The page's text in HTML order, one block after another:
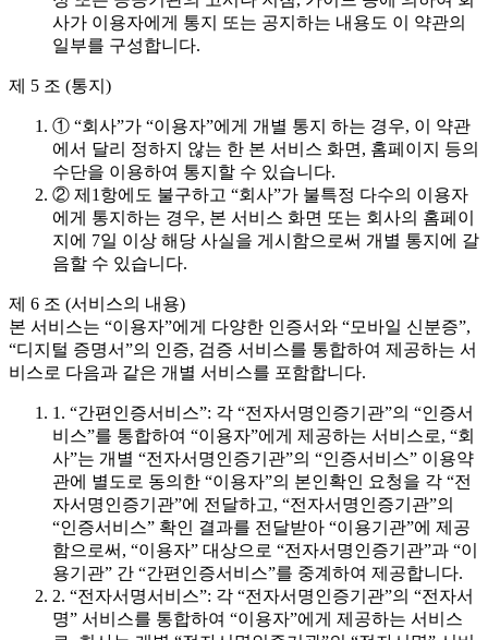
사가 이용자에게 통지 또는 공지하는 내용도 이 약관의
일부를 구성합니다.
제 5 조 (통지)
① “회사”가 “이용자”에게 개별 통지 하는 경우, 이 약관
에서 달리 정하지 않는 한 본 서비스 화면, 홈페이지 등의
수단을 이용하여 통지할 수 있습니다.
② 제1항에도 불구하고 “회사”가 불특정 다수의 이용자
에게 통지하는 경우, 본 서비스 화면 또는 회사의 홈페이
지에 7일 이상 해당 사실을 게시함으로써 개별 통지에 갈
음할 수 있습니다.
제 6 조 (서비스의 내용)
본 서비스는 “이용자”에게 다양한 인증서와 “모바일 신분증”,
“디지털 증명서”의 인증, 검증 서비스를 통합하여 제공하는 서
비스로 다음과 같은 개별 서비스를 포함합니다.
1. “간편인증서비스”: 각 “전자서명인증기관”의 “인증서
비스”를 통합하여 “이용자”에게 제공하는 서비스로, “회
사”는 개별 “전자서명인증기관”의 “인증서비스” 이용약
관에 별도로 동의한 “이용자”의 본인확인 요청을 각 “전
자서명인증기관”에 전달하고, “전자서명인증기관”의
“인증서비스” 확인 결과를 전달받아 “이용기관”에 제공
함으로써, “이용자” 대상으로 “전자서명인증기관”과 “이
용기관” 간 “간편인증서비스”를 중계하여 제공합니다.
2. “전자서명서비스”: 각 “전자서명인증기관”의 “전자서
명” 서비스를 통합하여 “이용자”에게 제공하는 서비스